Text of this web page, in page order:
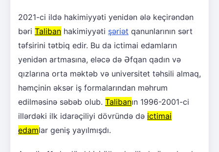
2021-ci ildə hakimiyyəti yenidən ələ keçirəndən
bəri Taliban hakimiyyəti şəriət qanunlarının sərt
təfsirini tətbiq edir. Bu da ictimai edamların
yenidən artmasına, eləcə də Əfqan qadın və
qızlarına orta məktəb və universitet təhsili almaq,
həmçinin əksər iş formalarından məhrum
edilməsinə səbəb olub. Talibanın 1996-2001-ci
illərdəki ilk idarəçiliyi dövründə də ictimai
edamlar geniş yayılmışdı.